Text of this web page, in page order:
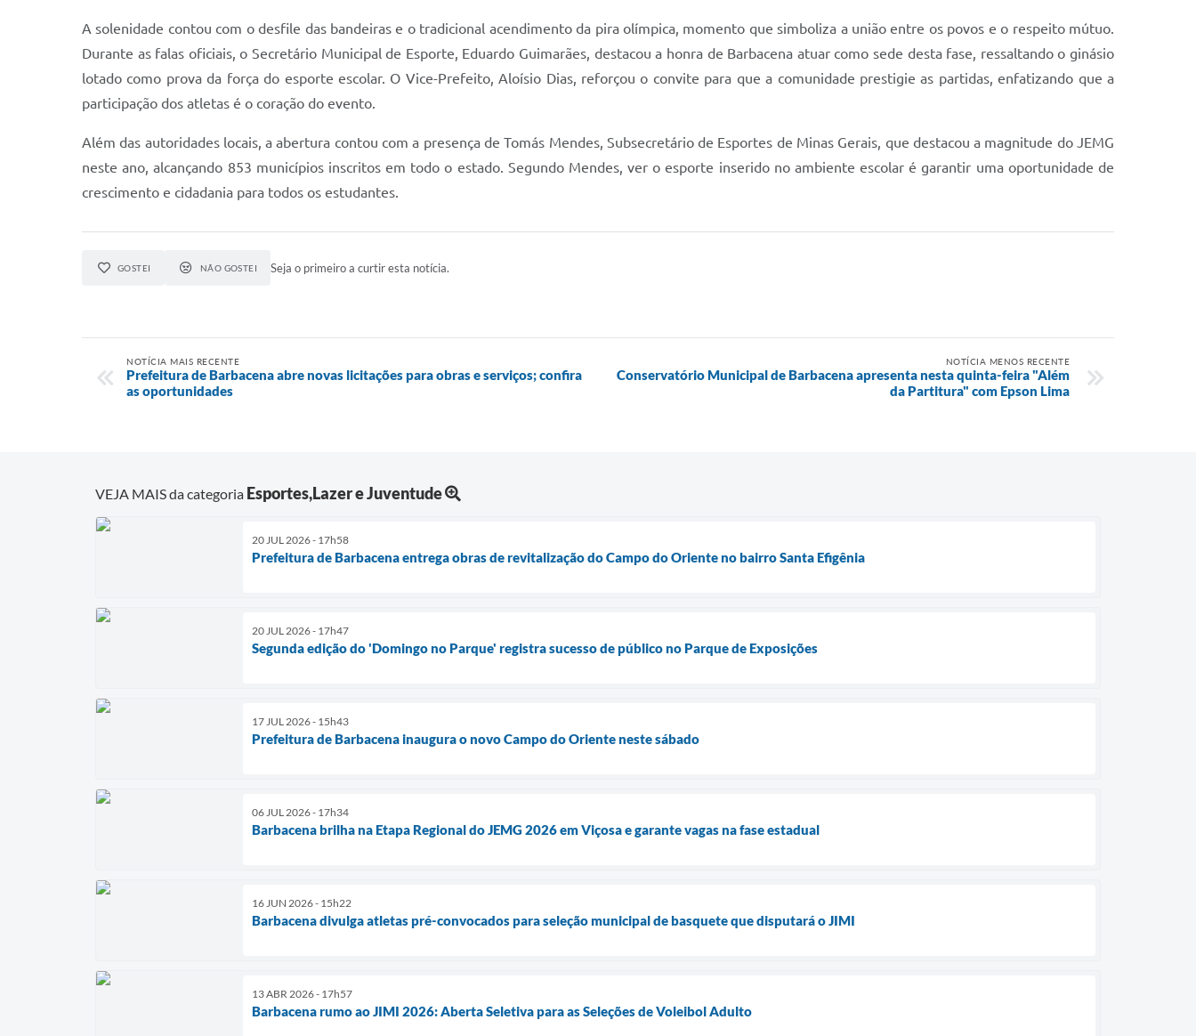
A solenidade contou com o desfile das bandeiras e o tradicional acendimento da pira olímpica, momento que simboliza a união entre os povos e o respeito mútuo.
Durante as falas oficiais, o Secretário Municipal de Esporte, Eduardo Guimarães, destacou a honra de Barbacena atuar como sede desta fase, ressaltando o ginásio
lotado como prova da força do esporte escolar. O Vice-Prefeito, Aloísio Dias, reforçou o convite para que a comunidade prestigie as partidas, enfatizando que a
participação dos atletas é o coração do evento.
Além das autoridades locais, a abertura contou com a presença de Tomás Mendes, Subsecretário de Esportes de Minas Gerais, que destacou a magnitude do JEMG
neste ano, alcançando 853 municípios inscritos em todo o estado. Segundo Mendes, ver o esporte inserido no ambiente escolar é garantir uma oportunidade de
crescimento e cidadania para todos os estudantes.
GOSTEI NÃO GOSTEI Seja o primeiro a curtir esta notícia.
NOTÍCIA MAIS RECENTE
Prefeitura de Barbacena abre novas licitações para obras e serviços; confira
as oportunidades
NOTÍCIA MENOS RECENTE
Conservatório Municipal de Barbacena apresenta nesta quinta-feira "Além
da Partitura" com Epson Lima
VEJA MAIS da categoria Esportes,Lazer e Juventude
20 JUL 2026 - 17h58
Prefeitura de Barbacena entrega obras de revitalização do Campo do Oriente no bairro Santa Efigênia
20 JUL 2026 - 17h47
Segunda edição do 'Domingo no Parque' registra sucesso de público no Parque de Exposições
17 JUL 2026 - 15h43
Prefeitura de Barbacena inaugura o novo Campo do Oriente neste sábado
06 JUL 2026 - 17h34
Barbacena brilha na Etapa Regional do JEMG 2026 em Viçosa e garante vagas na fase estadual
16 JUN 2026 - 15h22
Barbacena divulga atletas pré-convocados para seleção municipal de basquete que disputará o JIMI
13 ABR 2026 - 17h57
Barbacena rumo ao JIMI 2026: Aberta Seletiva para as Seleções de Voleibol Adulto